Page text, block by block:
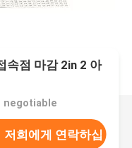
속점 마감 2in 2 아
negotiable
저희에게 연락하십